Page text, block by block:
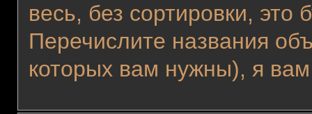
весь, без сортировки, это
Перечислите названия
которых вам нужны), я вам